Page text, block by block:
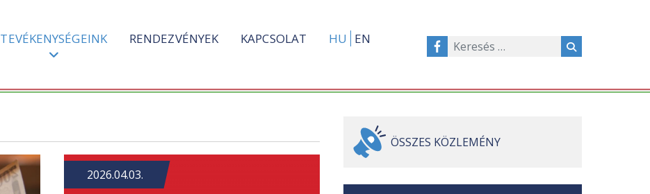
TEVÉKENYSÉGEINK RENDEZVÉNYEK KAPCSOLAT HU EN
2026.04.03.
ÖSSZES KÖZLEMÉNY